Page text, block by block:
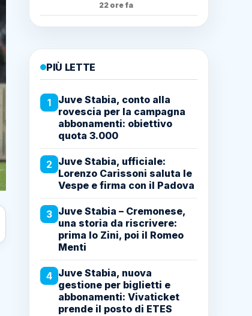
22 ore fa
PIÙ LETTE
1
Juve Stabia, conto alla
rovescia per la campagna
abbonamenti: obiettivo
quota 3.000
2 Juve Stabia, ufficiale:
Lorenzo Carissoni saluta le
Vespe e firma con il Padova
3 Juve Stabia – Cremonese,
una storia da riscrivere:
prima lo Zini, poi il Romeo
Menti
4 Juve Stabia, nuova
gestione per biglietti e
abbonamenti: Vivaticket
prende il posto di ETES